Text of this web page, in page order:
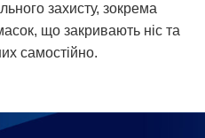
захисту, зокрема
що закривають ніс та
самостійно.